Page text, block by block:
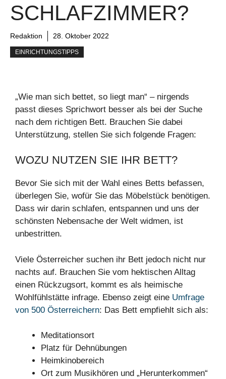
SCHLAFZIMMER?
Redaktion 28. Oktober 2022
EINRICHTUNGSTIPPS
„Wie man sich bettet, so liegt man“ – nirgends
passt dieses Sprichwort besser als bei der Suche
nach dem richtigen Bett. Brauchen Sie dabei
Unterstützung, stellen Sie sich folgende Fragen:
WOZU NUTZEN SIE IHR BETT?
Bevor Sie sich mit der Wahl eines Betts befassen,
überlegen Sie, wofür Sie das Möbelstück benötigen.
Dass wir darin schlafen, entspannen und uns der
schönsten Nebensache der Welt widmen, ist
unbestritten.
Viele Österreicher suchen ihr Bett jedoch nicht nur
nachts auf. Brauchen Sie vom hektischen Alltag
einen Rückzugsort, kommt es als heimische
Wohlfühlstätte infrage. Ebenso zeigt eine Umfrage
von 500 Österreichern: Das Bett empfiehlt sich als:
Meditationsort
Platz für Dehnübungen
Heimkinobereich
Ort zum Musikhören und „Herunterkommen“